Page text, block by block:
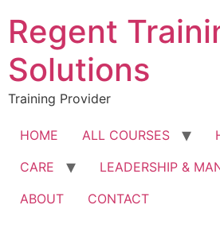
content
Regent
Solutions
Training Provider
HOME ALL COURSES
CARE
LEADERSHIP &
ABOUT
CONTACT